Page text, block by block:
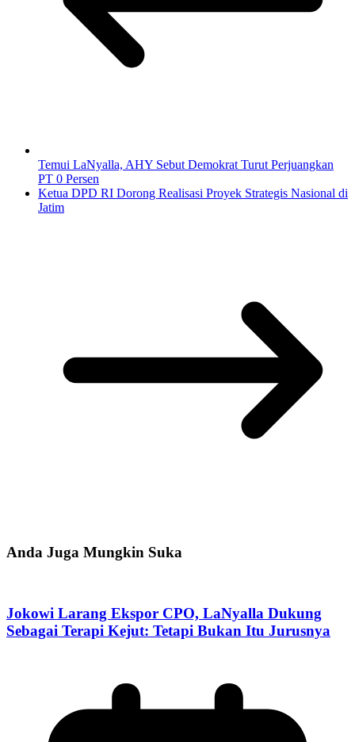
Temui LaNyalla, AHY Sebut Demokrat Turut Perjuangkan
PT 0 Persen
Ketua DPD RI Dorong Realisasi Proyek Strategis Nasional di
Jatim
Anda Juga Mungkin Suka
Jokowi Larang Ekspor CPO, LaNyalla Dukung
Sebagai Terapi Kejut: Tetapi Bukan Itu Jurusnya